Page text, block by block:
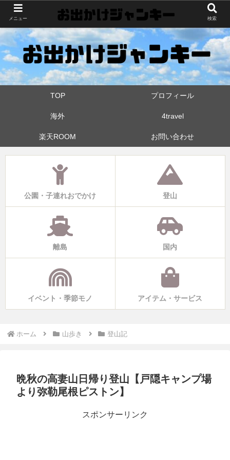
世界中・日本中を旅したおでかけ狂なパパが埼玉県と近県の公園やお出かけス
ポットを攻めています！たまに登山も
TOP プロフィール
海外 4travel
楽天ROOM お問い合わせ
公園・子連れおでかけ 登山
離島 国内
イベント・季節モノ アイテム・サービス
ホーム 山歩き 登山記
晩秋の高妻山日帰り登山【戸隠キャンプ場
より弥勒尾根ピストン】
スポンサーリンク
メニュー 検索